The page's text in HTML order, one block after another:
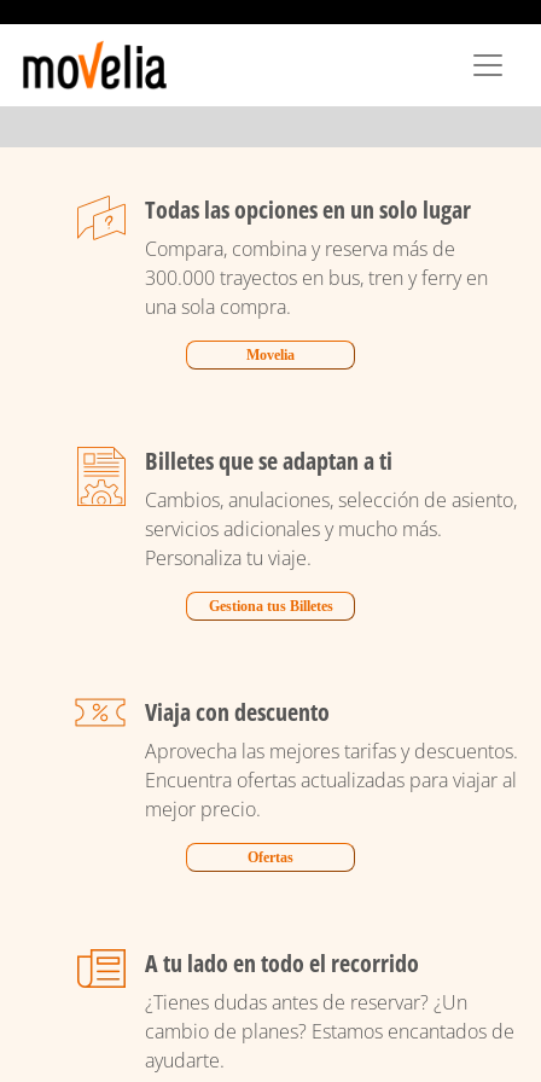
principal
Todas las opciones en un solo lugar
Compara, combina y reserva más de
300.000 trayectos en bus, tren y ferry en
una sola compra.
Movelia
Billetes que se adaptan a ti
Cambios, anulaciones, selección de asiento,
servicios adicionales y mucho más.
Personaliza tu viaje.
Gestiona tus Billetes
Viaja con descuento
Aprovecha las mejores tarifas y descuentos.
Encuentra ofertas actualizadas para viajar al
mejor precio.
Ofertas
A tu lado en todo el recorrido
¿Tienes dudas antes de reservar? ¿Un
cambio de planes? Estamos encantados de
ayudarte.